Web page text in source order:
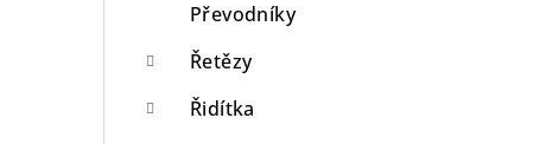
Převodníky
Řetězy
Řidítka